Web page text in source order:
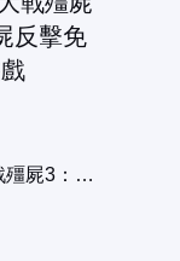
植物大戰殭屍3：殭屍反擊